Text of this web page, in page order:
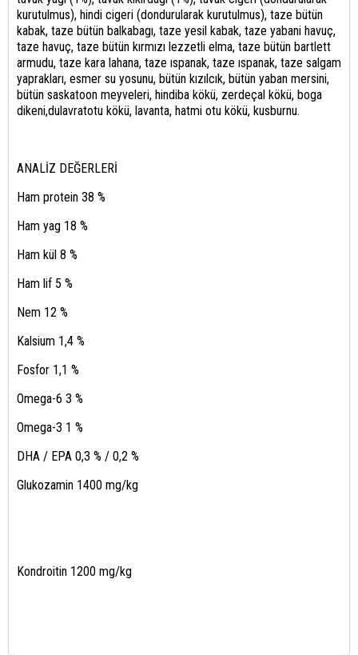
kurutulmus), hindi cigeri (dondurularak kurutulmus), taze bütün
kabak, taze bütün balkabagı, taze yesil kabak, taze yabani havuç,
taze havuç, taze bütün kırmızı lezzetli elma, taze bütün bartlett
armudu, taze kara lahana, taze ıspanak, taze ıspanak, taze salgam
yaprakları, esmer su yosunu, bütün kızılcık, bütün yaban mersini,
bütün saskatoon meyveleri, hindiba kökü, zerdeçal kökü, boga
dikeni,dulavratotu kökü, lavanta, hatmi otu kökü, kusburnu.
ANALİZ DEĞERLERİ
Ham protein 38 %
Ham yag 18 %
Ham kül 8 %
Ham lif 5 %
Nem 12 %
Kalsium 1,4 %
Fosfor 1,1 %
Omega-6 3 %
Omega-3 1 %
DHA / EPA 0,3 % / 0,2 %
Glukozamin 1400 mg/kg
Kondroitin 1200 mg/kg